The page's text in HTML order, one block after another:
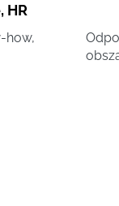
, HR
how,